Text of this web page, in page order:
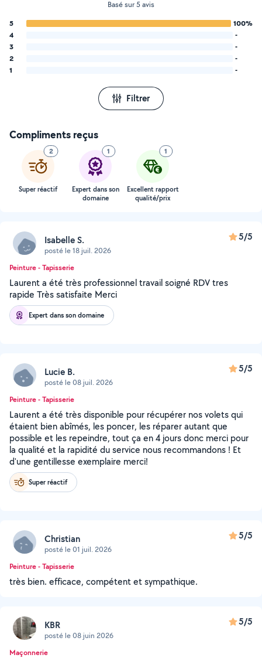
Basé sur 5 avis
5
100%
4
-
3
-
2
-
1
-
Filtrer
Compliments reçus
2
Super réactif
1
Expert dans son
domaine
1
Excellent rapport
qualité/prix
Isabelle S.
posté le 18 juil. 2026
5/5
Peinture - Tapisserie
Laurent a été très professionnel travail soigné RDV tres
rapide Très satisfaite Merci
Expert dans son domaine
Lucie B.
posté le 08 juil. 2026
5/5
Peinture - Tapisserie
Laurent a été très disponible pour récupérer nos volets qui
étaient bien abîmés, les poncer, les réparer autant que
possible et les repeindre, tout ça en 4 jours donc merci pour
la qualité et la rapidité du service nous recommandons ! Et
d'une gentillesse exemplaire merci!
Super réactif
Christian
posté le 01 juil. 2026
5/5
Peinture - Tapisserie
très bien. efficace, compétent et sympathique.
KBR
posté le 08 juin 2026
5/5
Maçonnerie